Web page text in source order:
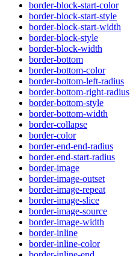
border-block-start-color
border-block-start-style
border-block-start-width
border-block-style
border-block-width
border-bottom
border-bottom-color
border-bottom-left-radius
border-bottom-right-radius
border-bottom-style
border-bottom-width
border-collapse
border-color
border-end-end-radius
border-end-start-radius
border-image
border-image-outset
border-image-repeat
border-image-slice
border-image-source
border-image-width
border-inline
border-inline-color